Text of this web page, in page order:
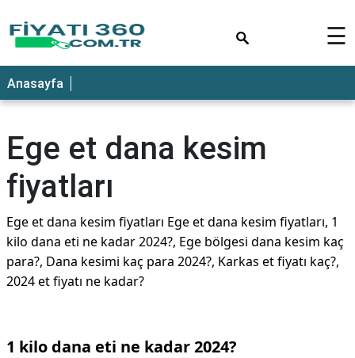
☰
Anasayfa
Ege et dana kesim
fiyatları
Ege et dana kesim fiyatları Ege et dana kesim fiyatları, 1
kilo dana eti ne kadar 2024?, Ege bölgesi dana kesim kaç
para?, Dana kesimi kaç para 2024?, Karkas et fiyatı kaç?,
2024 et fiyatı ne kadar?
1 kilo dana eti ne kadar 2024?